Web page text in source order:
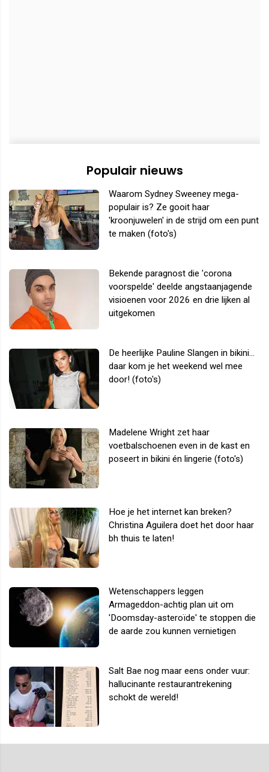
Populair nieuws
Waarom Sydney Sweeney mega-
populair is? Ze gooit haar
'kroonjuwelen' in de strijd om een punt
te maken (foto's)
Bekende paragnost die 'corona
voorspelde' deelde angstaanjagende
visioenen voor 2026 en drie lijken al
uitgekomen
De heerlijke Pauline Slangen in bikini...
daar kom je het weekend wel mee
door! (foto's)
Madelene Wright zet haar
voetbalschoenen even in de kast en
poseert in bikini én lingerie (foto's)
Hoe je het internet kan breken?
Christina Aguilera doet het door haar
bh thuis te laten!
Wetenschappers leggen
Armageddon-achtig plan uit om
'Doomsday-asteroïde' te stoppen die
de aarde zou kunnen vernietigen
Salt Bae nog maar eens onder vuur:
hallucinante restaurantrekening
schokt de wereld!